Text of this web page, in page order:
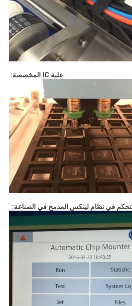
علبة IC المخصصة:
في نظام لينكس المدمج في الصناعة: